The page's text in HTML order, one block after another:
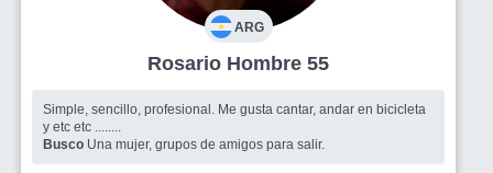
ARG
Rosario Hombre 55
Simple, sencillo, profesional. Me gusta cantar, andar en bicicleta
y etc etc ........
Busco Una mujer, grupos de amigos para salir.